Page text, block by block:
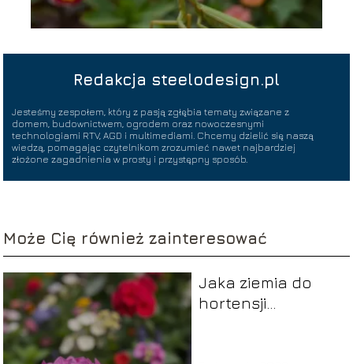
Redakcja steelodesign.pl
Jesteśmy zespołem, który z pasją zgłębia tematy związane z
domem, budownictwem, ogrodem oraz nowoczesnymi
technologiami RTV, AGD i multimediami. Chcemy dzielić się naszą
wiedzą, pomagając czytelnikom zrozumieć nawet najbardziej
złożone zagadnienia w prosty i przystępny sposób.
Może Cię również zainteresować
Jaka ziemia do
hortensji